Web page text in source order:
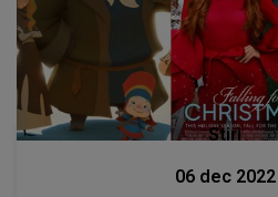
Stiri
06 dec 2022